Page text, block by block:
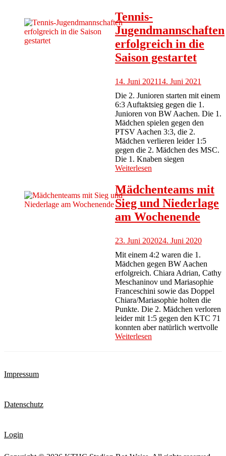
Tennis-
Jugendmannschaften
erfolgreich in die
Saison gestartet
14. Juni 202114. Juni 2021
Die 2. Junioren starten mit einem
6:3 Auftaktsieg gegen die 1.
Junioren von BW Aachen. Die 1.
Mädchen spielen gegen den
PTSV Aachen 3:3, die 2.
Mädchen verlieren leider 1:5
gegen die 2. Mädchen des MSC.
Die 1. Knaben siegen
Weiterlesen
Mädchenteams mit
Sieg und Niederlage
am Wochenende
23. Juni 202024. Juni 2020
Mit einem 4:2 waren die 1.
Mädchen gegen BW Aachen
erfolgreich. Chiara Adrian, Cathy
Meschaninov und Mariasophie
Franceschini sowie das Doppel
Chiara/Mariasophie holten die
Punkte. Die 2. Mädchen verloren
leider mit 1:5 gegen den KTC 71
konnten aber natürlich wertvolle
Weiterlesen
Impressum
Datenschutz
Login